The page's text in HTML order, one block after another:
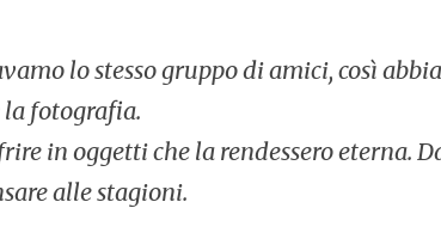
lo stesso gruppo di amici, così
la fotografia.
in oggetti che la rendessero eterna.
alle stagioni.